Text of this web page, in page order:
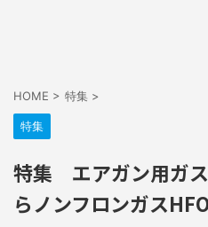
HOME > 特集 >
特集
特集 エアガン用ガ
らノンフロンガス